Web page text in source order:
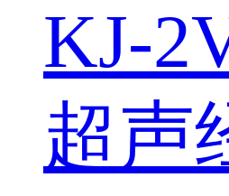
KJ-
超声